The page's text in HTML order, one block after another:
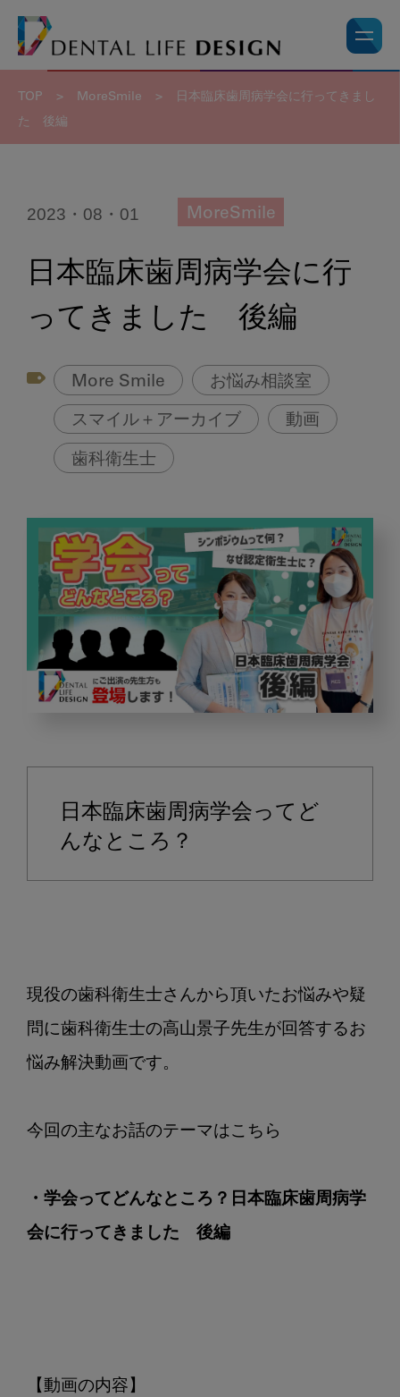
TOP > MoreSmile >
日本臨床歯周病学会に行ってきまし
た 後編
2023・08・01 MoreSmile
日本臨床歯周病学会に行
ってきました 後編
More Smile お悩み相談室
スマイル＋アーカイブ 動画
歯科衛生士
臨
て
き
ま
し
後
編
日本臨床歯周病学会ってど
んなところ？
現役の歯科衛生士さんから頂いたお悩みや疑
問に歯科衛生士の高山景子先生が回答するお
悩み解決動画です。
・学会ってどんなところ？日本臨床歯周病学
会に行ってきました　後編
【動画の内容】